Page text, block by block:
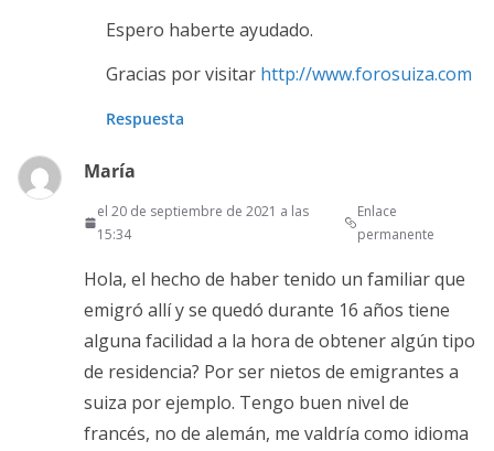
Espero haberte ayudado.
Gracias por visitar http://www.forosuiza.com
Respuesta
María
el 20 de septiembre de 2021 a las
15:34
Enlace
permanente
Hola, el hecho de haber tenido un familiar que
emigró allí y se quedó durante 16 años tiene
alguna facilidad a la hora de obtener algún tipo
de residencia? Por ser nietos de emigrantes a
suiza por ejemplo. Tengo buen nivel de
francés, no de alemán, me valdría como idioma